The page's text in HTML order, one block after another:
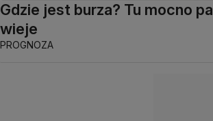
Gdzie jest burza? Tu mocno
wieje
PROGNOZA